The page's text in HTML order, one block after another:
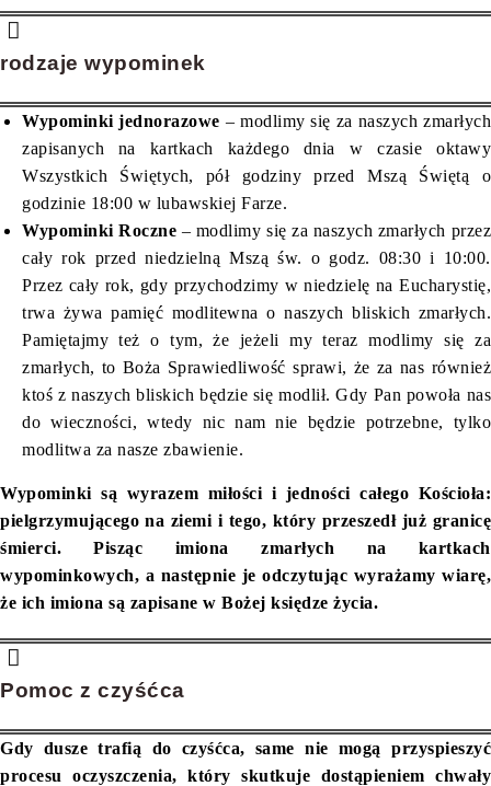
rodzaje wypominek
Wypominki jednorazowe – modlimy się za naszych zmarłych
zapisanych na kartkach każdego dnia w czasie oktawy
Wszystkich Świętych, pół godziny przed Mszą Świętą o
godzinie 18:00 w lubawskiej Farze.
Wypominki Roczne – modlimy się za naszych zmarłych przez
cały rok przed niedzielną Mszą św. o godz. 08:30 i 10:00.
Przez cały rok, gdy przychodzimy w niedzielę na Eucharystię,
trwa żywa pamięć modlitewna o naszych bliskich zmarłych.
Pamiętajmy też o tym, że jeżeli my teraz modlimy się za
zmarłych, to Boża Sprawiedliwość sprawi, że za nas również
ktoś z naszych bliskich będzie się modlił. Gdy Pan powoła nas
do wieczności, wtedy nic nam nie będzie potrzebne, tylko
modlitwa za nasze zbawienie.
Wypominki są wyrazem miłości i jedności całego Kościoła:
pielgrzymującego na ziemi i tego, który przeszedł już granicę
śmierci. Pisząc imiona zmarłych na kartkach
wypominkowych, a następnie je odczytując wyrażamy wiarę,
że ich imiona są zapisane w Bożej księdze życia.
Pomoc z czyśćca
Gdy dusze trafią do czyśćca, same nie mogą przyspieszyć
procesu oczyszczenia, który skutkuje dostąpieniem chwały